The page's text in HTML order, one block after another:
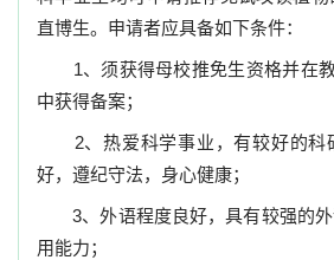
直博生。申请者应具备如下条件：
1、须获得母校推免生资格并在
中获得备案；
2、热爱科学事业，有较好的科
好，遵纪守法，身心健康；
3、外语程度良好，具有较强的
用能力；